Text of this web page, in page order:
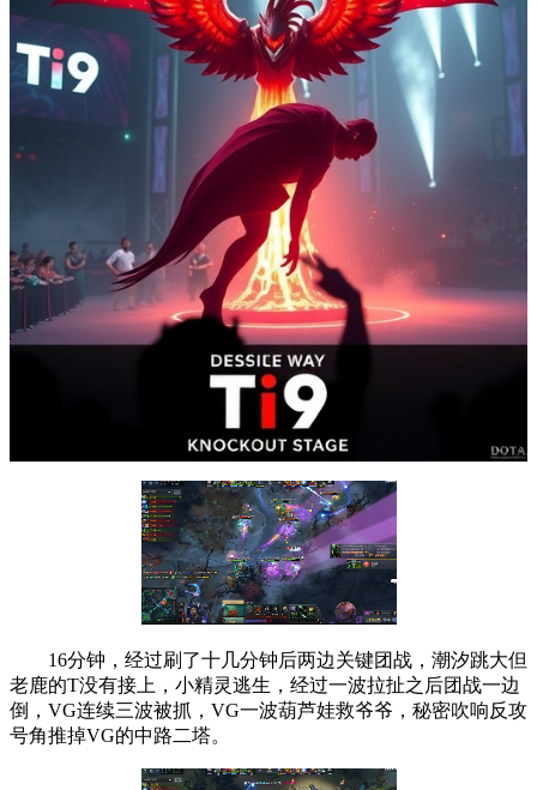
16分钟，经过刷了十几分钟后两边关键团战，潮汐跳大但
老鹿的T没有接上，小精灵逃生，经过一波拉扯之后团战一边
倒，VG连续三波被抓，VG一波葫芦娃救爷爷，秘密吹响反攻
号角推掉VG的中路二塔。